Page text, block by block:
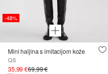
-48%
Mini haljina s imitacijom kože
QS
35,99 €69,99 €